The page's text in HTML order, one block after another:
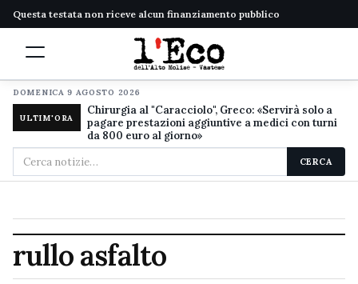
Questa testata non riceve alcun finanziamento pubblico
DOMENICA 9 AGOSTO 2026
ULTIM'ORA
Chirurgia al "Caracciolo", Greco: «Servirà solo a
pagare prestazioni aggiuntive a medici con turni
da 800 euro al giorno»
Cerca
nel
CERCA
rullo asfalto